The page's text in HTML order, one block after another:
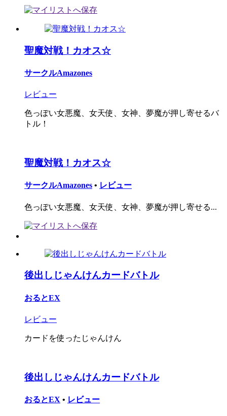
聖魔対戦！カオス☆
サークルAmazones
レビュー
色っぽい女悪魔、女天使、女神、夢魔が押し寄せるバ
トル！
聖魔対戦！カオス☆
サークルAmazones • レビュー
色っぽい女悪魔、女天使、女神、夢魔が押し寄せる...
後出しじゃんけんカードバトル
おるとEX
レビュー
カードを使ったじゃんけん
後出しじゃんけんカードバトル
おるとEX • レビュー